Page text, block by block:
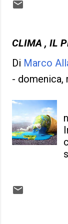
CLIMA , IL
Di Marco
- domenica,